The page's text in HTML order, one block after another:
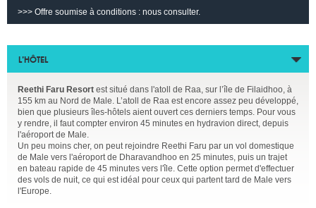
>>> Offre soumise à conditions : nous consulter.
L’HÔTEL
Reethi Faru Resort est situé dans l'atoll de Raa, sur l’île de Filaidhoo, à
155 km au Nord de Male. L’atoll de Raa est encore assez peu développé,
bien que plusieurs îles-hôtels aient ouvert ces derniers temps. Pour vous
y rendre, il faut compter environ 45 minutes en hydravion direct, depuis
l'aéroport de Male.
Un peu moins cher, on peut rejoindre Reethi Faru par un vol domestique
de Male vers l'aéroport de Dharavandhoo en 25 minutes, puis un trajet
en bateau rapide de 45 minutes vers l'île. Cette option permet d'effectuer
des vols de nuit, ce qui est idéal pour ceux qui partent tard de Male vers
l'Europe.